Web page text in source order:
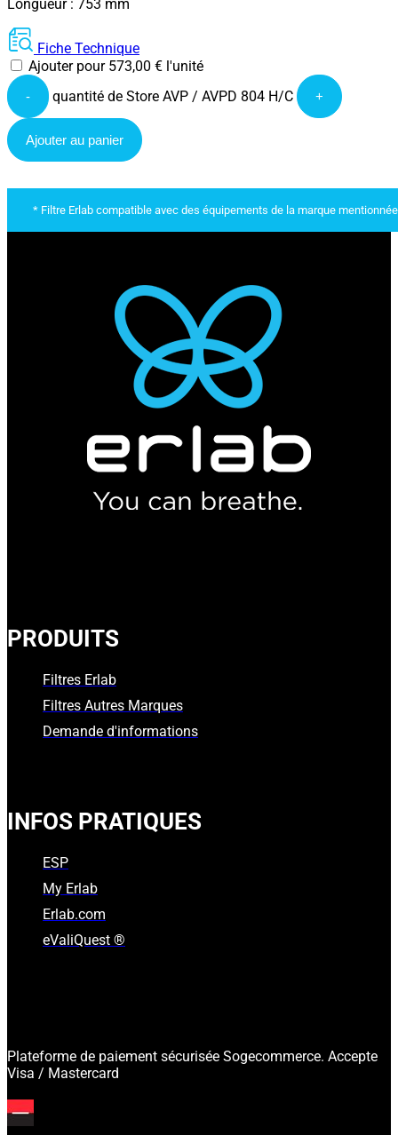
Longueur : 753 mm
Fiche Technique
Ajouter pour 573,00 € l'unité
- quantité de Store AVP / AVPD 804 H/C +
Ajouter au panier
* Filtre Erlab compatible avec des équipements de la marque
PRODUITS
Filtres Erlab
Filtres Autres Marques
Demande d'informations
INFOS PRATIQUES
ESP
My Erlab
Erlab.com
eValiQuest ®
Plateforme de paiement sécurisée Sogecommerce. Accepte
Visa / Mastercard